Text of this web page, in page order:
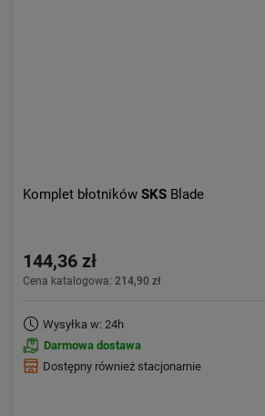
Komplet błotników SKS Blade
144,36 zł
Cena katalogowa: 214,90 zł
Wysyłka w: 24h
Darmowa dostawa
Dostępny również stacjonarnie